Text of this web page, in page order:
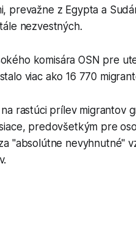
prevažne z Egypta a
nezvestných.
komisára OSN pre
viac ako 16 770
rastúci prílev migrantov
predovšetkým pre
"absolútne nevyhnutné"